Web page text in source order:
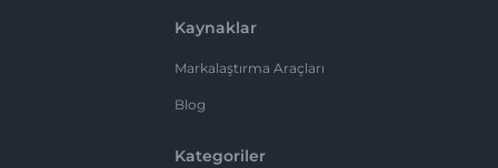
Kaynaklar
Markalaştırma Araçları
Blog
Kategoriler